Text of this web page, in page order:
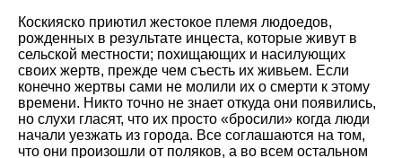
Коскияско приютил жестокое племя людоедов,
рожденных в результате инцеста, которые живут в
сельской местности; похищающих и насилующих
своих жертв, прежде чем съесть их живьем. Если
конечно жертвы сами не молили их о смерти к этому
времени. Никто точно не знает откуда они появились,
но слухи гласят, что их просто «бросили» когда люди
начали уезжать из города. Все соглашаются на том,
что они произошли от поляков, а во всем остальном